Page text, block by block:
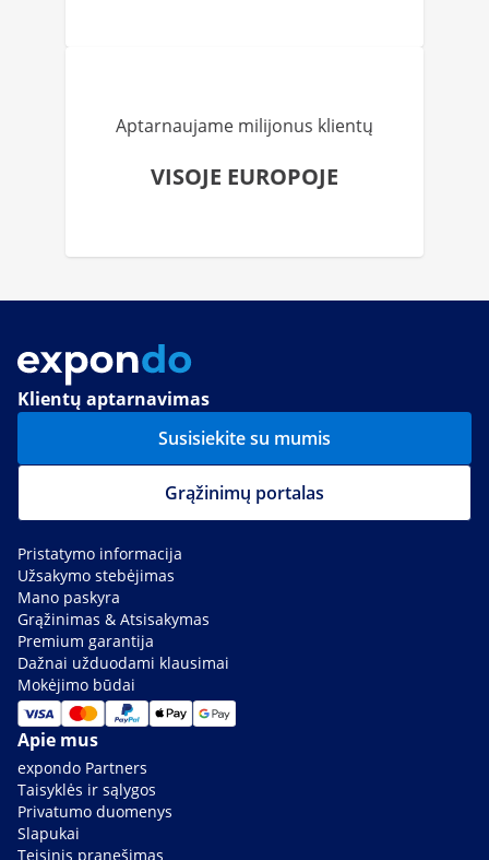
Aptarnaujame milijonus klientų
VISOJE EUROPOJE
Klientų aptarnavimas
Susisiekite su mumis
Grąžinimų portalas
Pristatymo informacija
Užsakymo stebėjimas
Mano paskyra
Grąžinimas & Atsisakymas
Premium garantija
Dažnai užduodami klausimai
Mokėjimo būdai
Apie mus
expondo Partners
Taisyklės ir sąlygos
Privatumo duomenys
Slapukai
Teisinis pranešimas